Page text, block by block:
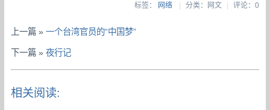
标签： 网络 | 分类：网文| 评论：0
上一篇 »一个台湾官员的“中国梦”
下一篇 »夜行记
相关阅读: